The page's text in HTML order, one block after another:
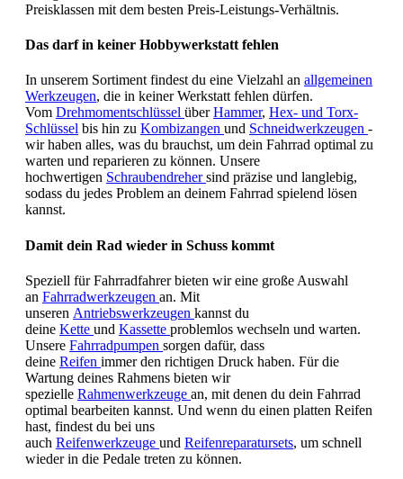
Preisklassen mit dem besten Preis-Leistungs-Verhältnis.
Das darf in keiner Hobbywerkstatt fehlen
In unserem Sortiment findest du eine Vielzahl an allgemeinen
Werkzeugen, die in keiner Werkstatt fehlen dürfen.
Vom Drehmomentschlüssel überHammer, Hex- und Torx-
Schlüssel bis hin zu Kombizangen und Schneidwerkzeugen -
wir haben alles, was du brauchst, um dein Fahrrad optimal zu
warten und reparieren zu können. Unsere
hochwertigen Schraubendrehersind präzise und langlebig,
sodass du jedes Problem an deinem Fahrrad spielend lösen
kannst.
Damit dein Rad wieder in Schuss kommt
Speziell für Fahrradfahrer bieten wir eine große Auswahl
an Fahrradwerkzeugen an. Mit
unseren Antriebswerkzeugen kannst du
deine Kette und Kassette problemlos wechseln und warten.
Unsere Fahrradpumpen sorgen dafür, dass
deine Reifen immer den richtigen Druck haben. Für die
Wartung deines Rahmens bieten wir
spezielle Rahmenwerkzeuge an, mit denen du dein Fahrrad
optimal bearbeiten kannst. Und wenn du einen platten Reifen
hast, findest du bei uns
auch Reifenwerkzeuge und Reifenreparatursets, um schnell
wieder in die Pedale treten zu können.